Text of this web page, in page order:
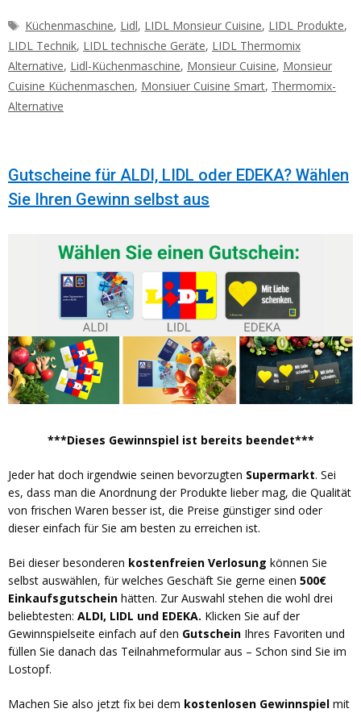
Schlagwörter
Küchenmaschine, Lidl, LIDL Monsieur Cuisine, LIDL Produkte,
LIDL Technik, LIDL technische Geräte, LIDL Thermomix
Alternative, Lidl-Küchenmaschine, Monsieur Cuisine, Monsieur
Cuisine Küchenmaschen, Monsiuer Cuisine Smart, Thermomix-
Alternative
Gutscheine für ALDI, LIDL oder EDEKA? Wählen
Sie Ihren Gewinn selbst aus
***Dieses Gewinnspiel ist bereits beendet***
Jeder hat doch irgendwie seinen bevorzugten Supermarkt. Sei
es, dass man die Anordnung der Produkte lieber mag, die Qualität
von frischen Waren besser ist, die Preise günstiger sind oder
dieser einfach für Sie am besten zu erreichen ist.
Bei dieser besonderen kostenfreien Verlosung können Sie
selbst auswählen, für welches Geschäft Sie gerne einen 500€
Einkaufsgutschein hätten. Zur Auswahl stehen die wohl drei
beliebtesten: ALDI, LIDL und EDEKA. Klicken Sie auf der
Gewinnspielseite einfach auf den Gutschein Ihres Favoriten und
füllen Sie danach das Teilnahmeformular aus – Schon sind Sie im
Lostopf.
Machen Sie also jetzt fix bei dem kostenlosen Gewinnspiel mit